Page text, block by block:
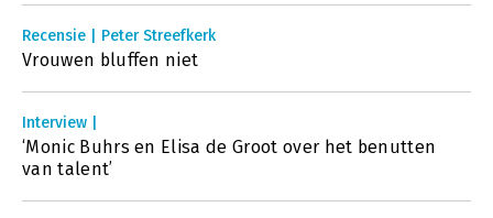
Recensie | Peter Streefkerk
Vrouwen bluffen niet
Interview |
‘Monic Buhrs en Elisa de Groot over het benutten
van talent’